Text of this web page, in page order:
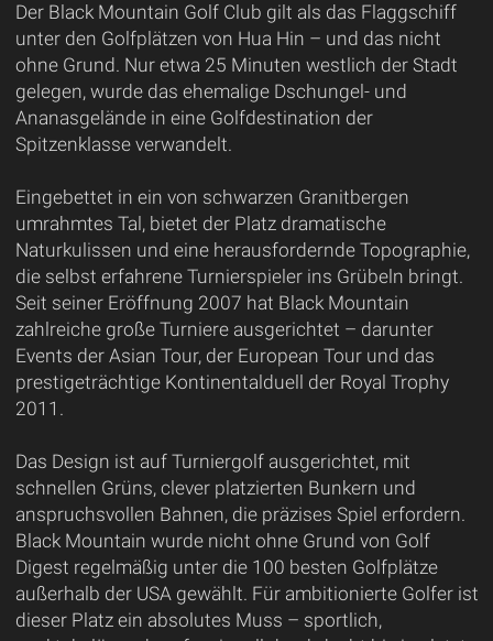
Der Black Mountain Golf Club gilt als das Flaggschiff
unter den Golfplätzen von Hua Hin – und das nicht
ohne Grund. Nur etwa 25 Minuten westlich der Stadt
gelegen, wurde das ehemalige Dschungel- und
Ananasgelände in eine Golfdestination der
Spitzenklasse verwandelt.
Eingebettet in ein von schwarzen Granitbergen
umrahmtes Tal, bietet der Platz dramatische
Naturkulissen und eine herausfordernde Topographie,
die selbst erfahrene Turnierspieler ins Grübeln bringt.
Seit seiner Eröffnung 2007 hat Black Mountain
zahlreiche große Turniere ausgerichtet – darunter
Events der Asian Tour, der European Tour und das
prestigeträchtige Kontinentalduell der Royal Trophy
2011.
Das Design ist auf Turniergolf ausgerichtet, mit
schnellen Grüns, clever platzierten Bunkern und
anspruchsvollen Bahnen, die präzises Spiel erfordern.
Black Mountain wurde nicht ohne Grund von Golf
Digest regelmäßig unter die 100 besten Golfplätze
außerhalb der USA gewählt. Für ambitionierte Golfer ist
dieser Platz ein absolutes Muss – sportlich,